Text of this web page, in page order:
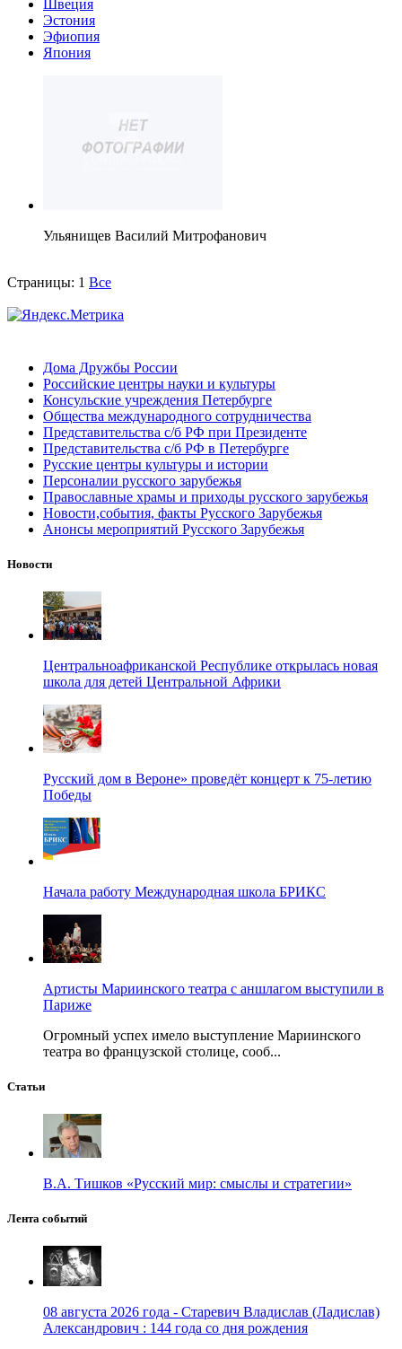
Швеция
Эстония
Эфиопия
Япония
Ульянищев Василий Митрофанович
Страницы: 1 Все
Дома Дружбы России
Российские центры науки и культуры
Консульские учреждения Петербурге
Общества международного сотрудничества
Представительства с/б РФ при Президенте
Представительства с/б РФ в Петербурге
Русские центры культуры и истории
Персоналии русского зарубежья
Православные храмы и приходы русского зарубежья
Новости,события, факты Русского Зарубежья
Анонсы мероприятий Русского Зарубежья
Новости
Центральноафриканской Республике открылась новая
школа для детей Центральной Африки
Русский дом в Вероне» проведёт концерт к 75-летию
Победы
Начала работу Международная школа БРИКС
Артисты Мариинского театра с аншлагом выступили в
Париже
Огромный успех имело выступление Мариинского
театра во французской столице, сооб...
Статьи
В.А. Тишков «Русский мир: смыслы и стратегии»
Лента событий
08 августа 2026 года - Старевич Владислав (Ладислав)
Александрович : 144 года со дня рождения